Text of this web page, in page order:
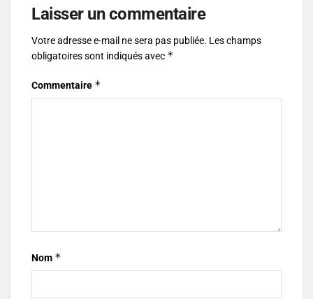
Laisser un commentaire
Votre adresse e-mail ne sera pas publiée. Les champs
obligatoires sont indiqués avec *
Commentaire *
Nom *